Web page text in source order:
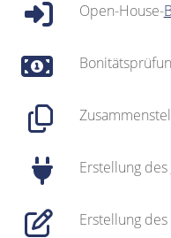
Open-House-
Erstellung des
Erstellung